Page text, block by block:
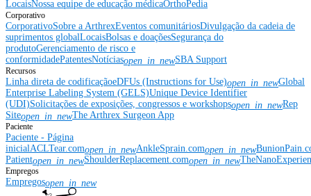
LocaisNossa equipe de educação médicaOrthoPedia
Corporativo
CorporativoSobre a ArthrexEventos comunitáriosDivulgação da cadeia de
suprimentos globalLocaisBolsas e doaçõesSegurança do
produtoGerenciamento de risco e
conformidadePatentesNotíciasopen_in_newSBA Support
Recursos
Linha direta de codificaçãoeDFUs (Instructions for Use)open_in_newGlobal
Enterprise Labeling System (GELS)Unique Device Identifier
(UDI)Solicitações de exposições, congressos e workshopsopen_in_newRep
Siteopen_in_newThe Arthrex Surgeon App
Paciente
Paciente - Página
inicialACLTear.comopen_in_newAnkleSprain.comopen_in_new
Patientopen_in_newShoulderReplacement.comopen_in_new
Empregos
Empregosopen_in_new